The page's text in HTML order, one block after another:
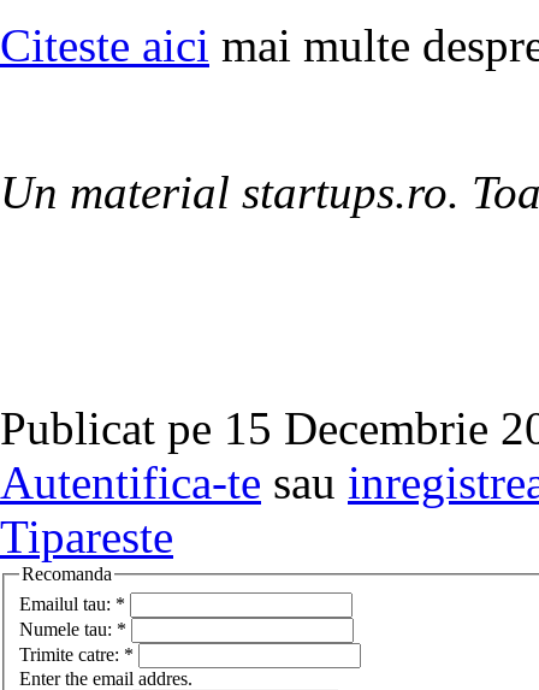
Citeste aici mai multe
Un material startups.ro.
Publicat pe 15 Decembrie
Autentifica-te sau
Tipareste
Recomanda
Emailul tau: *
Numele tau: *
Trimite catre: *
Enter the email addres.